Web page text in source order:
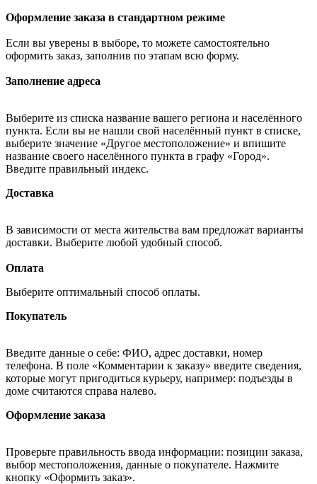
Оформление заказа в стандартном режиме
Если вы уверены в выборе, то можете самостоятельно
оформить заказ, заполнив по этапам всю форму.
Заполнение адреса
Выберите из списка название вашего региона и населённого
пункта. Если вы не нашли свой населённый пункт в списке,
выберите значение «Другое местоположение» и впишите
название своего населённого пункта в графу «Город».
Введите правильный индекс.
Доставка
В зависимости от места жительства вам предложат варианты
доставки. Выберите любой удобный способ.
Оплата
Выберите оптимальный способ оплаты.
Покупатель
Введите данные о себе: ФИО, адрес доставки, номер
телефона. В поле «Комментарии к заказу» введите сведения,
которые могут пригодиться курьеру, например: подъезды в
доме считаются справа налево.
Оформление заказа
Проверьте правильность ввода информации: позиции заказа,
выбор местоположения, данные о покупателе. Нажмите
кнопку «Оформить заказ».